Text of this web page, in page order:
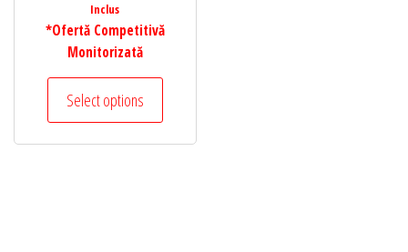
Inclus
*Ofertă Competitivă
Monitorizată
Select options